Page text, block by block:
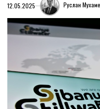
12.05.2025 Руслан